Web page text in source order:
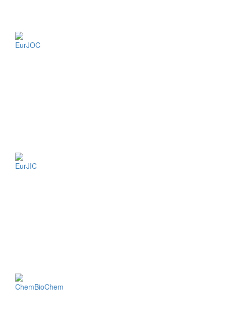
EurJOC
EurJIC
ChemBioChem